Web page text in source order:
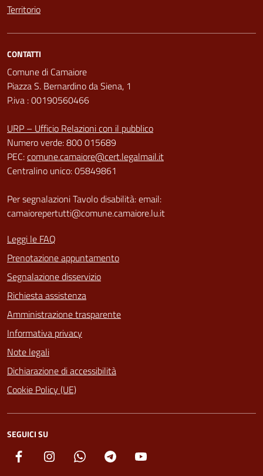
Territorio
CONTATTI
Comune di Camaiore
Piazza S. Bernardino da Siena, 1
P.iva : 00190560466
URP – Ufficio Relazioni con il pubblico
Numero verde: 800 015689
PEC:comune.camaiore@cert.legalmail.it
Centralino unico: 05849861
Per segnalazioni Tavolo disabilità: email:
camaiorepertutti@comune.camaiore.lu.it
Leggi le FAQ
Prenotazione appuntamento
Segnalazione disservizio
Richiesta assistenza
Amministrazione trasparente
Informativa privacy
Note legali
Dichiarazione di accessibilità
Cookie Policy (UE)
SEGUICI SU
Facebook Instagram Whatsapp Telegram